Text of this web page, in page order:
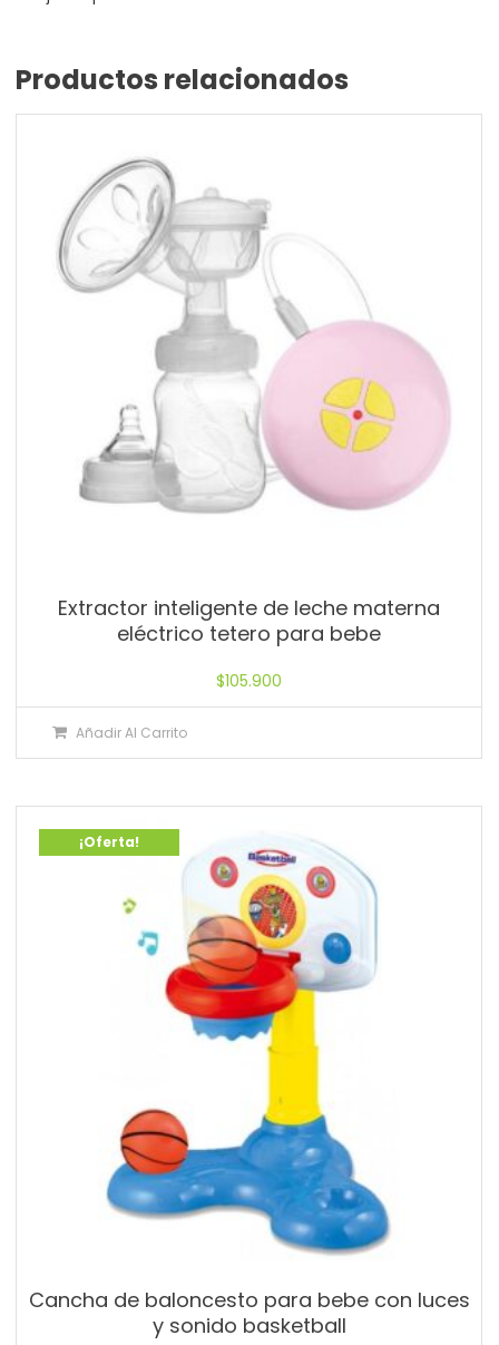
Productos relacionados
Extractor inteligente de leche materna
eléctrico tetero para bebe
$105.900
Añadir Al Carrito
¡Oferta!
Cancha de baloncesto para bebe con luces
y sonido basketball